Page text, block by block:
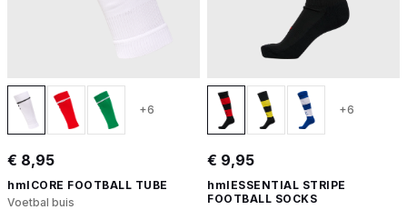
+6
€ 8,95
hmlCORE FOOTBALL TUBE
Voetbal buis
+6
€ 9,95
hmlESSENTIAL STRIPE
FOOTBALL SOCKS